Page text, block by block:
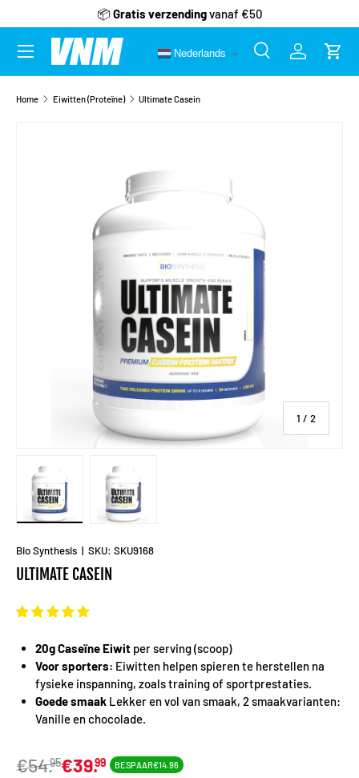
Ga naar inhoud
📦 Gratis verzendingvanaf €50
Zoeken
ZoekenInloggen
Nederlands
Menu
Home Eiwitten (Proteïne) Ultimate Casein
1 / van
2
Bio Synthesis | SKU: SKU9168
ULTIMATE CASEIN
20g Caseïne Eiwit per serving (scoop)
Voor sporters: Eiwitten helpen spieren te herstellen na
fysieke inspanning, zoals training of sportprestaties.
Goede smaak Lekker en vol van smaak, 2 smaakvarianten:
Vanille en chocolade.
€54.95€39.99 BESPAAR€14.96